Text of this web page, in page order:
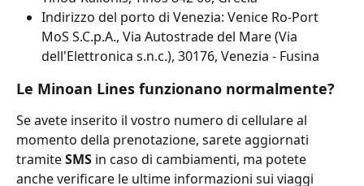
Indirizzo del porto di Venezia: Venice Ro-Port
MoS S.C.p.A., Via Autostrade del Mare (Via
dell'Elettronica s.n.c.), 30176, Venezia - Fusina
Le Minoan Lines funzionano normalmente?
Se avete inserito il vostro numero di cellulare al
momento della prenotazione, sarete aggiornati
tramite SMS in caso di cambiamenti, ma potete
anche verificare le ultime informazioni sui viaggi